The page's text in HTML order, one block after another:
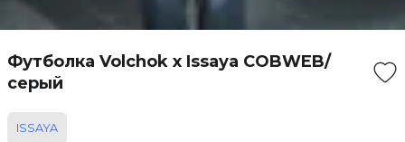
Футболка Volchok x Issaya COBWEB/
серый
ISSAYA